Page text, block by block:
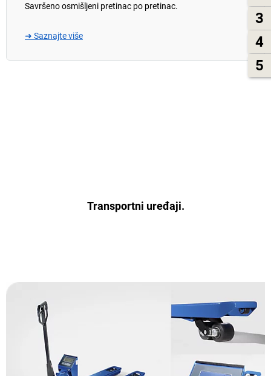
3
4
5
Savršeno osmišljeni pretinac po pretinac.
➜ Saznajte više
Transportni uređaji.